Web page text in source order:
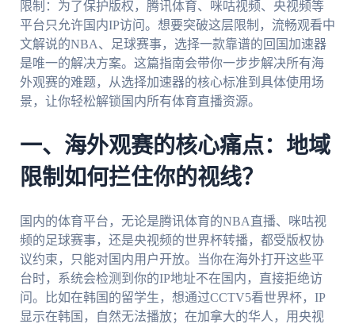
限制：为了保护版权，腾讯体育、咪咕视频、央视频等
平台只允许国内IP访问。想要突破这层限制，流畅观看中
文解说的NBA、足球赛事，选择一款靠谱的回国加速器
是唯一的解决方案。这篇指南会带你一步步解决所有海
外观赛的难题，从选择加速器的核心标准到具体使用场
景，让你轻松解锁国内所有体育直播资源。
一、海外观赛的核心痛点：地域
限制如何拦住你的视线？
国内的体育平台，无论是腾讯体育的NBA直播、咪咕视
频的足球赛事，还是央视频的世界杯转播，都受版权协
议约束，只能对国内用户开放。当你在海外打开这些平
台时，系统会检测到你的IP地址不在国内，直接拒绝访
问。比如在韩国的留学生，想通过CCTV5看世界杯，IP
显示在韩国，自然无法播放；在加拿大的华人，用央视